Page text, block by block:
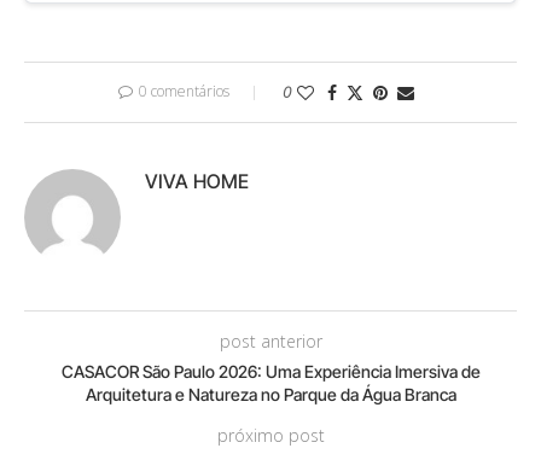
0 comentários 0
VIVA HOME
post anterior
CASACOR São Paulo 2026: Uma Experiência Imersiva de
Arquitetura e Natureza no Parque da Água Branca
próximo post